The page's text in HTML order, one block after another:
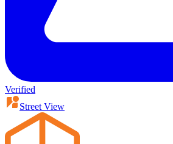
Verified
Street View